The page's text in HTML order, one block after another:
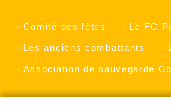
Comité des fêtes Le FC
Les anciens combattants
Association de sauvegarde